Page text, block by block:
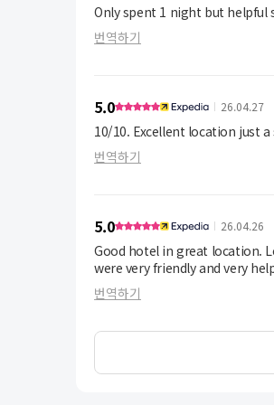
Only spent 1 night but
번역하기
5.0 26.04.27
10/10. Excellent location just
번역하기
5.0 26.04.26
Good hotel in great location.
were very friendly and very
번역하기